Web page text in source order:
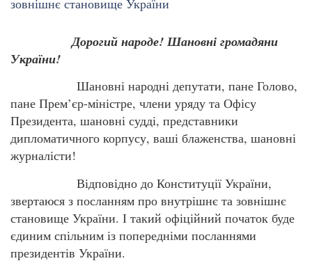
Дорогий народе! Шановні громадяни
України!
Шановні народні депутати, пане Голово,
пане Прем’єр-міністре, члени уряду та Офісу
Президента, шановні судді, представники
дипломатичного корпусу, ваші блаженства, шановні
журналісти!
Відповідно до Конституції України,
звертаюся з посланням про внутрішнє та зовнішнє
становище України. І такий офіційний початок буде
єдиним спільним із попередніми посланнями
президентів України.